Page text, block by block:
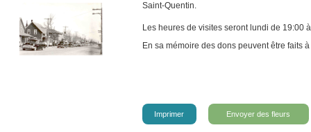
Saint-Quentin.
Les heures de visites seront lundi de 19:00
En sa mémoire des dons peuvent être faits
Imprimer Envoyer des fleurs